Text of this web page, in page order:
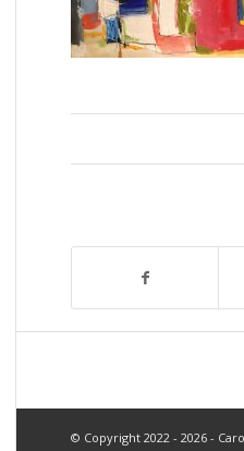
© Copyright 2022 - 2026 -